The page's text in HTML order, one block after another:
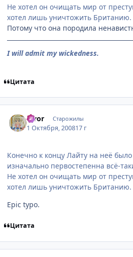
Не хотел он очищать мир от
хотел лишь уничтожить Британию.
Потому что она породила
I will admit my wickedness.
Цитата
Elvor Старожилы
1 Октября, 200817 г
Конечно к концу Лайту на неё
изначально первостепенна всё-
Не хотел он очищать мир от
хотел лишь уничтожить Британию.
Epic typo.
Цитата